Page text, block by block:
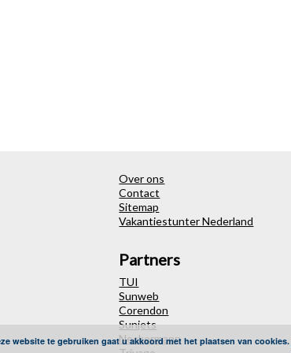
Over ons
Contact
Sitemap
Vakantiestunter Nederland
Partners
TUI
Sunweb
Corendon
Sunjets
Neckermann
website te gebruiken gaat u akkoord met het plaatsen van cookies.